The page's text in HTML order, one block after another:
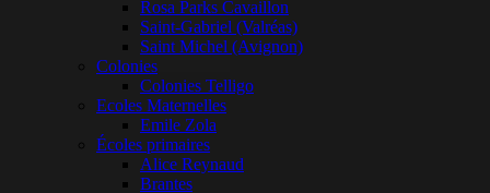
Rosa Parks Cavaillon
Saint-Gabriel (Valréas)
Saint Michel (Avignon)
Colonies
Colonies Telligo
Ecoles Maternelles
Emile Zola
Écoles primaires
Alice Reynaud
Brantes